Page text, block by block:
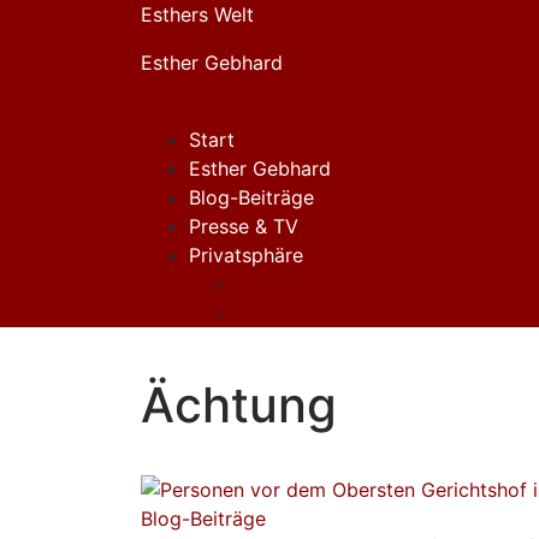
Esthers Welt
Esther Gebhard
Start
Esther Gebhard
Blog-Beiträge
Presse & TV
Privatsphäre
Ächtung
Blog-Beiträge